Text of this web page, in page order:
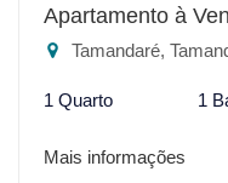
Apartamento à
Tamandaré,
1 Quarto 1
Mais informações